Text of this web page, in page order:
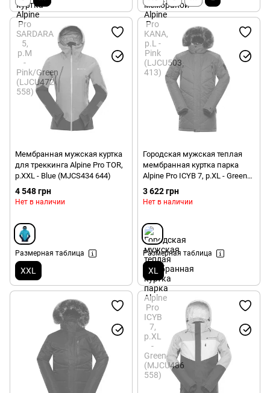
Мембранная мужская куртка
для треккинга Alpine Pro TOR,
р.XXL - Blue (MJCS434 644)
4 548 грн
Нет в наличии
Размерная таблица
XXL
Городская мужская теплая
мембранная куртка парка
Alpine Pro ICYB 7, р.XL - Green
(MJCU486 558)
3 622 грн
Нет в наличии
Размерная таблица
XL